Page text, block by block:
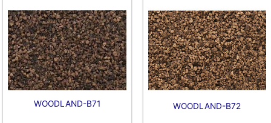
WOODLAND-B71 WOODLAND-B72